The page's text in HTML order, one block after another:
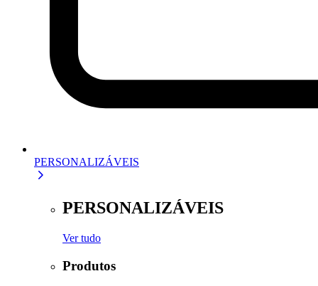
PERSONALIZÁVEIS
PERSONALIZÁVEIS
Ver tudo
Produtos